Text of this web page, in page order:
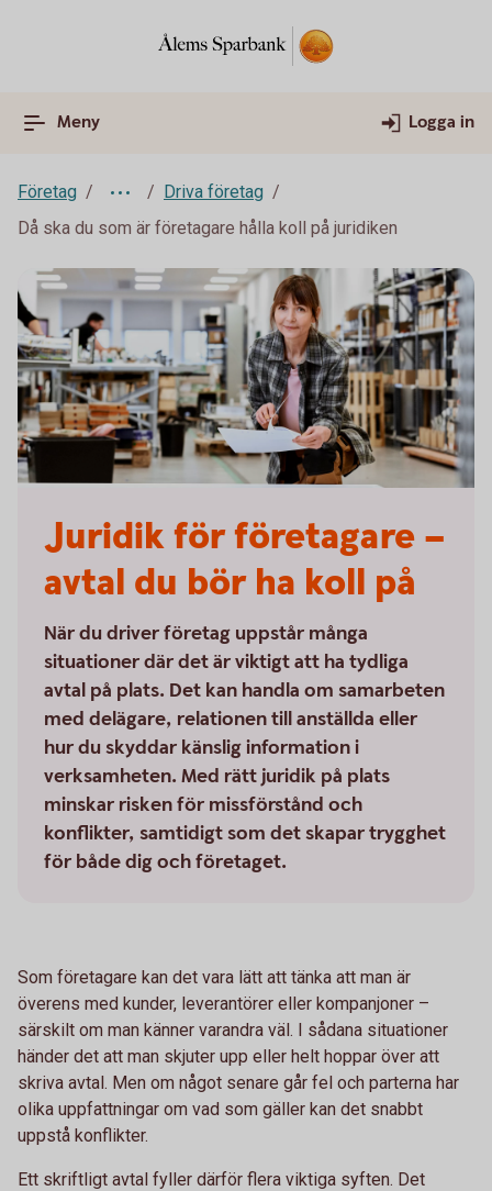
Meny Logga in
Företag
Driva företag
Då ska du som är företagare hålla koll på juridiken
Juridik för företagare –
avtal du bör ha koll på
När du driver företag uppstår många
situationer där det är viktigt att ha tydliga
avtal på plats. Det kan handla om samarbeten
med delägare, relationen till anställda eller
hur du skyddar känslig information i
verksamheten. Med rätt juridik på plats
minskar risken för missförstånd och
konflikter, samtidigt som det skapar trygghet
för både dig och företaget.
Som företagare kan det vara lätt att tänka att man är
överens med kunder, leverantörer eller kompanjoner –
särskilt om man känner varandra väl. I sådana situationer
händer det att man skjuter upp eller helt hoppar över att
skriva avtal. Men om något senare går fel och parterna har
olika uppfattningar om vad som gäller kan det snabbt
uppstå konflikter.
Ett skriftligt avtal fyller därför flera viktiga syften. Det